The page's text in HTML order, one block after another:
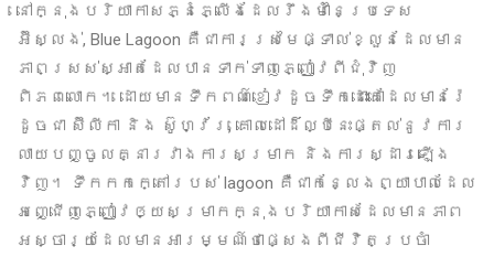
នៅក្នុងបរិយាកាសភ្នំភ្លើងដែលរឹងមាំនៃប្រទេស
អ៊ីស្លង់, Blue Lagoon គឺជាការស្រមៃផ្ទាល់ខ្លួនដែលមាន
ភាពស្រស់ស្អាតដែលបានទាក់ទាញភ្ញៀវពីជុំវិញ
ពិភពលោក។ ដោយមានទឹកពណ៌ខៀវដូចទឹកដោះគោដែលមានរ៉ែ
ដូចជា ស៊ីលីកា និង ស៊ូហ្វ័រ, គោលដៅដ៏ល្បីនេះផ្តល់នូវការ
លាយបញ្ចូលគ្នារវាងការសម្រាក និងការស្ដារឡើង
វិញ។ ទឹកកកក្តៅរបស់ lagoon គឺជាកន្លែងព្យាបាលដែល
អញ្ជើញភ្ញៀវឲ្យសម្រាកក្នុងបរិយាកាសដែលមានភាព
អស្ចារ្យដែលមានអារម្មណ៍ថាផ្សេងពីជីវិតប្រចាំ